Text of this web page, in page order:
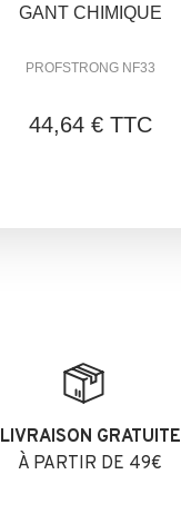
GANT CHIMIQUE
PROFSTRONG NF33
44,64 € TTC
LIVRAISON GRATUITE
À PARTIR DE 49€